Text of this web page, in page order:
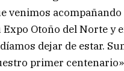
venimos acompañando
Otoño del Norte y
dejar de estar.
primer